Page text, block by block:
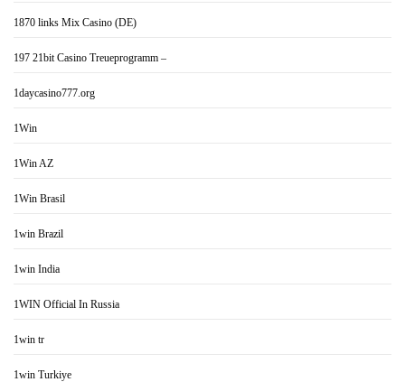
1870 links Mix Casino (DE)
197 21bit Casino Treueprogramm –
1daycasino777.org
1Win
1Win AZ
1Win Brasil
1win Brazil
1win India
1WIN Official In Russia
1win tr
1win Turkiye